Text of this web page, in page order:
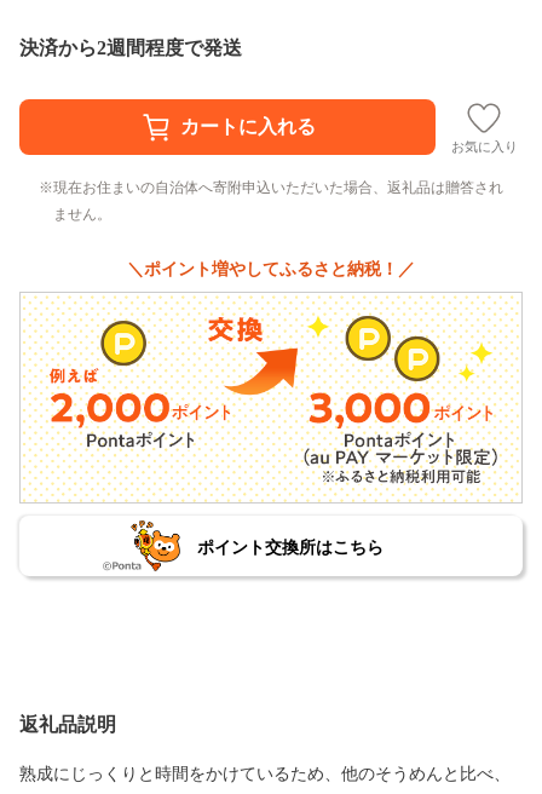
決済から2週間程度で発送
お気に入り
現在お住まいの自治体へ寄附申込いただいた場合、返礼品は贈答され
ません。
＼ポイント増やしてふるさと納税！／
ポイント交換所はこちら
返礼品説明
熟成にじっくりと時間をかけているため、他のそうめんと比べ、